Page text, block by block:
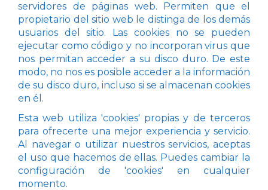
servidores de páginas web. Permiten que el
propietario del sitio web le distinga de los demás
usuarios del sitio. Las cookies no se pueden
ejecutar como código y no incorporan virus que
nos permitan acceder a su disco duro. De este
modo, no nos es posible acceder a la información
de su disco duro, incluso si se almacenan cookies
en él.
Esta web utiliza 'cookies' propias y de terceros
para ofrecerte una mejor experiencia y servicio.
Al navegar o utilizar nuestros servicios, aceptas
el uso que hacemos de ellas. Puedes cambiar la
configuración de 'cookies' en cualquier
momento.